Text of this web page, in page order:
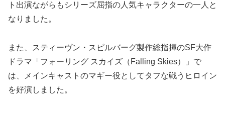
ト出演ながらもシリーズ屈指の人気キャラクターの一人と
なりました。
また、スティーヴン・スピルバーグ製作総指揮のSF大作
ドラマ「フォーリング スカイズ（Falling Skies）」で
は、メインキャストのマギー役としてタフな戦うヒロイン
を好演しました。